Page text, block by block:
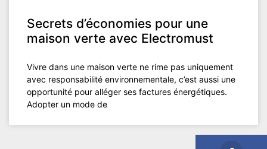
Secrets d’économies pour une
maison verte avec Electromust
Vivre dans une maison verte ne rime pas uniquement
avec responsabilité environnementale, c’est aussi une
opportunité pour alléger ses factures énergétiques.
Adopter un mode de